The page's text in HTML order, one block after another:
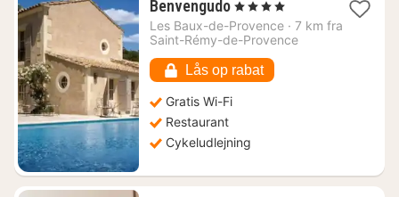
Benvengudo1
nat
fra
kr.
, 4 Stjerner
Les Baux-de-Provence · 7 km fra
Saint-Rémy-de-Provence
Lås op rabat
Gratis Wi-Fi
Restaurant
Cykeludlejning